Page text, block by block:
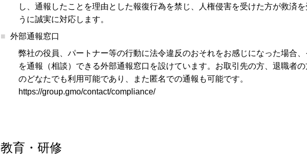
し、通報したことを理由とした報復行為を禁じ、人権侵害を受けた方が救済を
うに誠実に対応します。
外部通報窓口
弊社の役員、パートナー等の行動に法令違反のおそれをお感じになった場合
を通報（相談）できる外部通報窓口を設けています。お取引先の方、退職者
のどなたでも利用可能であり、また匿名での通報も可能です。
https://group.gmo/contact/compliance/
教育・研修